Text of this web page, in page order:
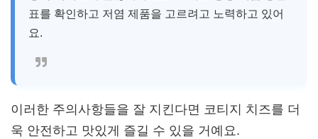
표를 확인하고 저염 제품을 고르려고 노력하고 있어
요.
이러한 주의사항들을 잘 지킨다면 코티지 치즈를 더
욱 안전하고 맛있게 즐길 수 있을 거예요.